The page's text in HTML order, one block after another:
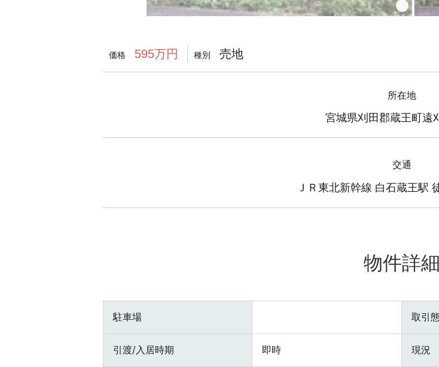
価格 595万円 種別 売地
所在地
宮城県刈田郡蔵王町
交通
ＪＲ東北新幹線 白石蔵王駅
物件詳細
駐車場 取引
引渡/入居時期 即時 現況